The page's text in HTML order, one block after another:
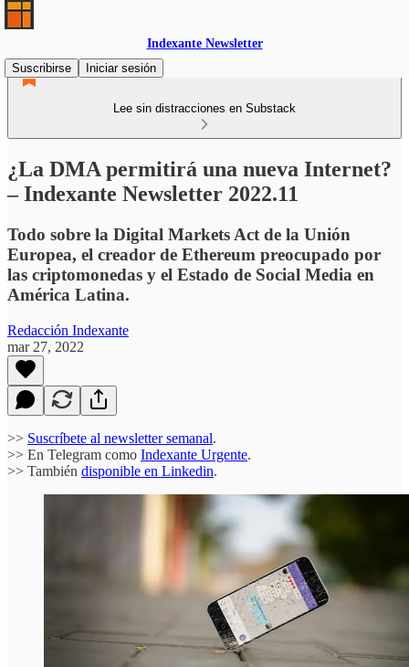
Indexante Newsletter
Suscribirse
Iniciar sesión
Lee sin distracciones en Substack
¿La DMA permitirá una nueva Internet?
– Indexante Newsletter 2022.11
Todo sobre la Digital Markets Act de la Unión
Europea, el creador de Ethereum preocupado por
las criptomonedas y el Estado de Social Media en
América Latina.
Redacción Indexante
mar 27, 2022
>> Suscríbete al newsletter semanal.
>> En Telegram como Indexante Urgente.
>> También disponible en Linkedin.